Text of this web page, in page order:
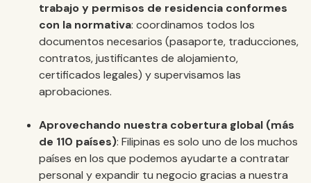
trabajo y permisos de residencia conformes
con la normativa: coordinamos todos los
documentos necesarios (pasaporte, traducciones,
contratos, justificantes de alojamiento,
certificados legales) y supervisamos las
aprobaciones.
Aprovechando nuestra cobertura global (más
de 110 países): Filipinas es solo uno de los muchos
países en los que podemos ayudarte a contratar
personal y expandir tu negocio gracias a nuestra